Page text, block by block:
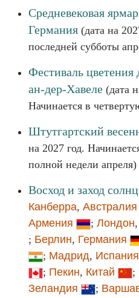
Средневековая
Германия (дата на
последней субботы
Фестиваль цветения
ан-дер-Хавеле (дата
Начинается в
Штутгартский
на 2027 год.
полной недели апреля)
Восход и заход
Канберра, Австралия
Армения
; Лондон,
; Берлин, Германия
; Мадрид, Испания
; Пекин, Китай ;
Зеландия
;